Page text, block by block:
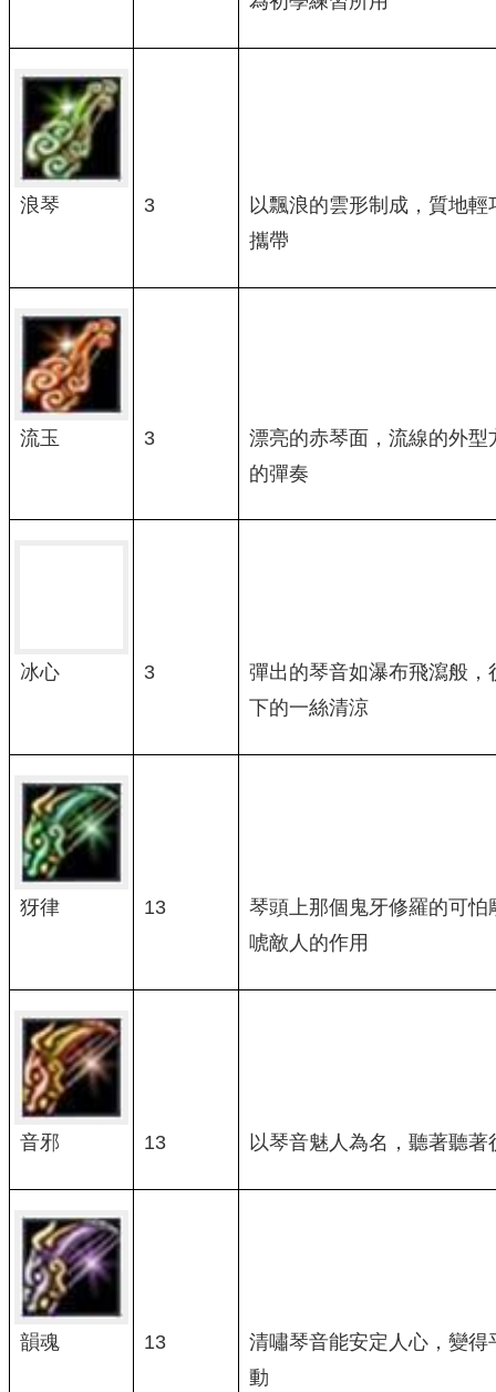
浪琴 3
以飄浪的雲形制成，質地輕
攜帶
流玉 3
漂亮的赤琴面，流線的外型
的彈奏
冰心 3
彈出的琴音如瀑布飛瀉般，
下的一絲清涼
犽律 13
琴頭上那個鬼牙修羅的可怕
唬敵人的作用
音邪 13 以琴音魅人為名，聽著聽著
韻魂 13
清嘯琴音能安定人心，變得
動